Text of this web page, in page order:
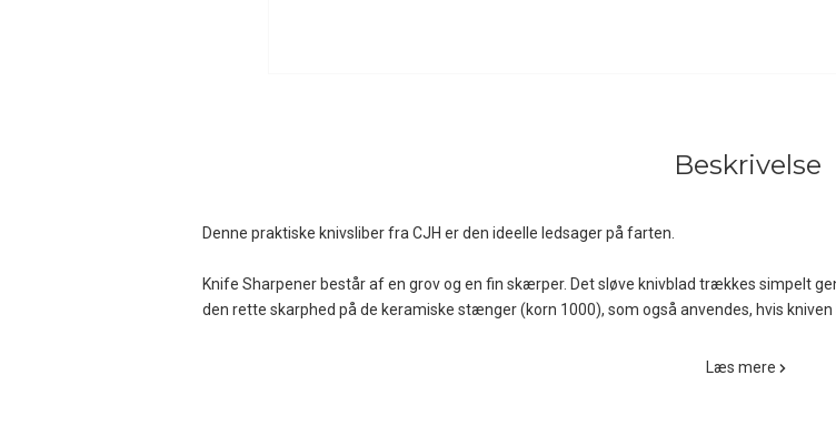
Beskrivelse
Denne praktiske knivsliber fra CJH er den ideelle ledsager på farten.
Knife Sharpener består af en grov og en fin skærper. Det sløve knivblad trækkes simpelt
den rette skarphed på de keramiske stænger (korn 1000), som også anvendes, hvis
Det sorte plastikhus har markante fingerudskæringer til et sikkert greb, og et hul med
Læs mere